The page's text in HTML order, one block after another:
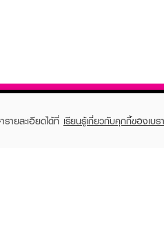
ายละเอียดได้ที่ เรียนรู้เกี่ยวกับคุกกี้ของเบร